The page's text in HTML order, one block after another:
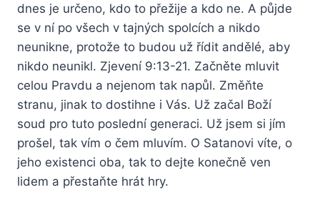
dnes je určeno, kdo to přežije a kdo ne. A půjde
se v ní po všech v tajných spolcích a nikdo
neunikne, protože to budou už řídit andělé, aby
nikdo neunikl. Zjevení 9:13-21. Začněte mluvit
celou Pravdu a nejenom tak napůl. Změňte
stranu, jinak to dostihne i Vás. Už začal Boží
soud pro tuto poslední generaci. Už jsem si jím
prošel, tak vím o čem mluvím. O Satanovi víte, o
jeho existenci oba, tak to dejte konečně ven
lidem a přestaňte hrát hry.